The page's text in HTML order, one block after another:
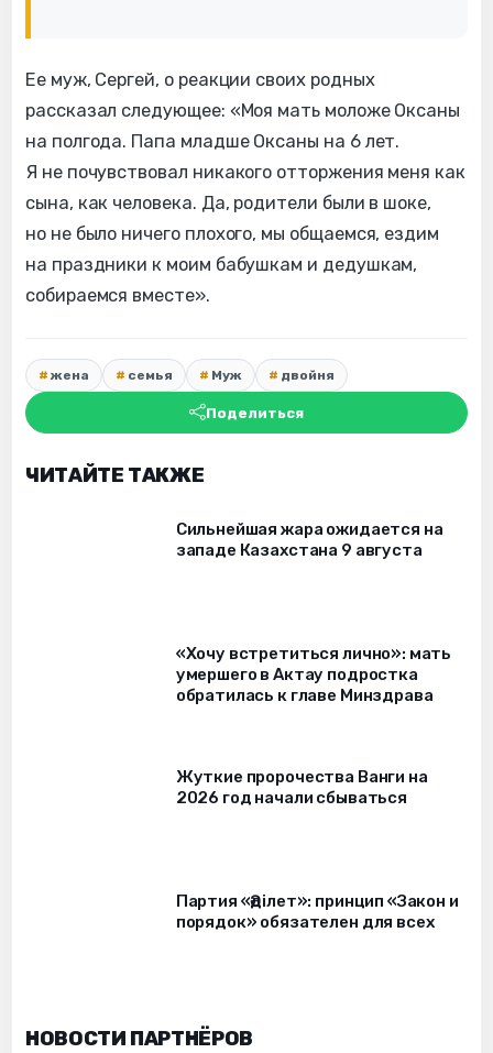
Ее муж, Сергей, о реакции своих родных
рассказал следующее: «Моя мать моложе Оксаны
на полгода. Папа младше Оксаны на 6 лет.
Я не почувствовал никакого отторжения меня как
сына, как человека. Да, родители были в шоке,
но не было ничего плохого, мы общаемся, ездим
на праздники к моим бабушкам и дедушкам,
собираемся вместе».
жена семья Муж двойня
Поделиться
ЧИТАЙТЕ ТАКЖЕ
Сильнейшая жара ожидается на
западе Казахстана 9 августа
«Хочу встретиться лично»: мать
умершего в Актау подростка
обратилась к главе Минздрава
Жуткие пророчества Ванги на
2026 год начали сбываться
Партия «Әділет»: принцип «Закон и
порядок» обязателен для всех
НОВОСТИ ПАРТНЁРОВ